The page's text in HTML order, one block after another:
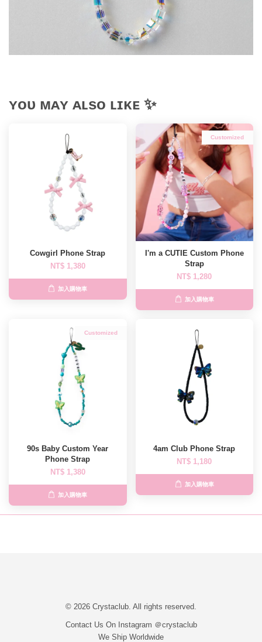
ʏᴏᴜ ᴍᴀʏ ᴀʟsᴏ ʟɪᴋᴇ ✨
Cowgirl Phone Strap
NT$ 1,380
加入購物車
Customized
I'm a CUTIE Custom Phone
Strap
NT$ 1,280
加入購物車
Customized
90s Baby Custom Year
Phone Strap
NT$ 1,380
加入購物車
4am Club Phone Strap
NT$ 1,180
加入購物車
© 2026 Crystaclub. All rights reserved.
Contact Us On Instagram ＠crystaclub
We Ship Worldwide